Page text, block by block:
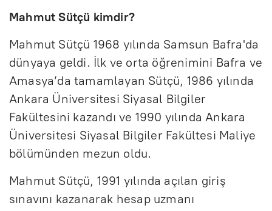
Mahmut Sütçü kimdir?
Mahmut Sütçü 1968 yılında Samsun Bafra'da
dünyaya geldi. İlk ve orta öğrenimini Bafra ve
Amasya’da tamamlayan Sütçü, 1986 yılında
Ankara Üniversitesi Siyasal Bilgiler
Fakültesini kazandı ve 1990 yılında Ankara
Üniversitesi Siyasal Bilgiler Fakültesi Maliye
bölümünden mezun oldu.
Mahmut Sütçü, 1991 yılında açılan giriş
sınavını kazanarak hesap uzmanı